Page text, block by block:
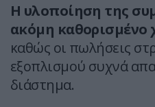
Η υλοποίηση της
ακόμη καθορισμένο
καθώς οι πωλήσεις
εξοπλισμού συχνά
διάστημα.